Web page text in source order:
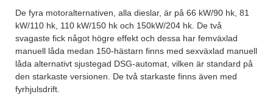
De fyra motoralternativen, alla dieslar, är på 66 kW/90 hk, 81
kW/110 hk, 110 kW/150 hk och 150kW/204 hk. De två
svagaste fick något högre effekt och dessa har femväxlad
manuell låda medan 150-hästarn finns med sexväxlad manuell
låda alternativt sjustegad DSG-automat, vilken är standard på
den starkaste versionen. De två starkaste finns även med
fyrhjulsdrift.